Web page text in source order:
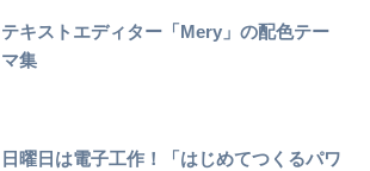
テキストエディター「Mery」の配色テー
マ集
日曜日は電子工作！「はじめてつくるパワ